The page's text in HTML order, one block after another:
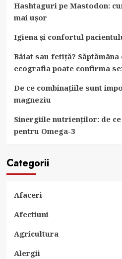
Hashtaguri pe Mastodon:
mai ușor
Igiena și confortul
Băiat sau fetiță?
ecografia poate confirma
De ce combinațiile sunt
magneziu
Sinergiile nutrienților: de
pentru Omega-3
Categorii
Afaceri
Afectiuni
Agricultura
Alergii